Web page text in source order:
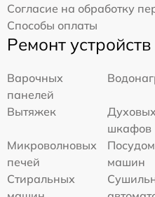
Согласие на обработку
Способы оплаты
Ремонт устройств
Варочных
панелей
Вытяжек
Духовых
шкафов
Микроволновых
печей
машин
Стиральных